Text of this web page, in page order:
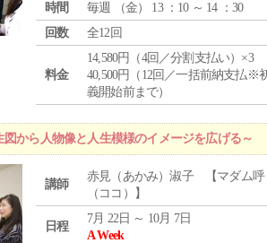
時間
毎週 （金） 13 ：10 ～ 14 ：30
回数
全12回
料金
14,580円（4回／分割支払い）×3
40,500円（12回／一括前納支払※
義開始前まで）
から人物像と人生模様のイメージを広げる～
講師
赤見（あかみ）淑子 【マダム呼
（ココ）】
日程
7月 22日 ～ 10月 7日
A Week